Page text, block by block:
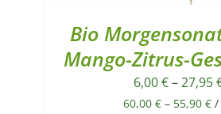
Bio
Mango-Zitrus-
6,00€–27,95
60,00 €– 55,90 €/